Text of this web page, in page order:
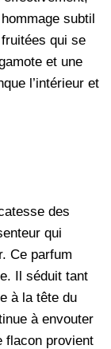
subtil
qui se
et une
l’intérieur et
des
qui
Ce parfum
Il séduit tant
à la tête du
à envouter
flacon provient